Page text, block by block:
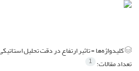
کلیدواژه‌ها =تاثیر ارتفاع در دقت تحلیل
تعداد مقالات: 1